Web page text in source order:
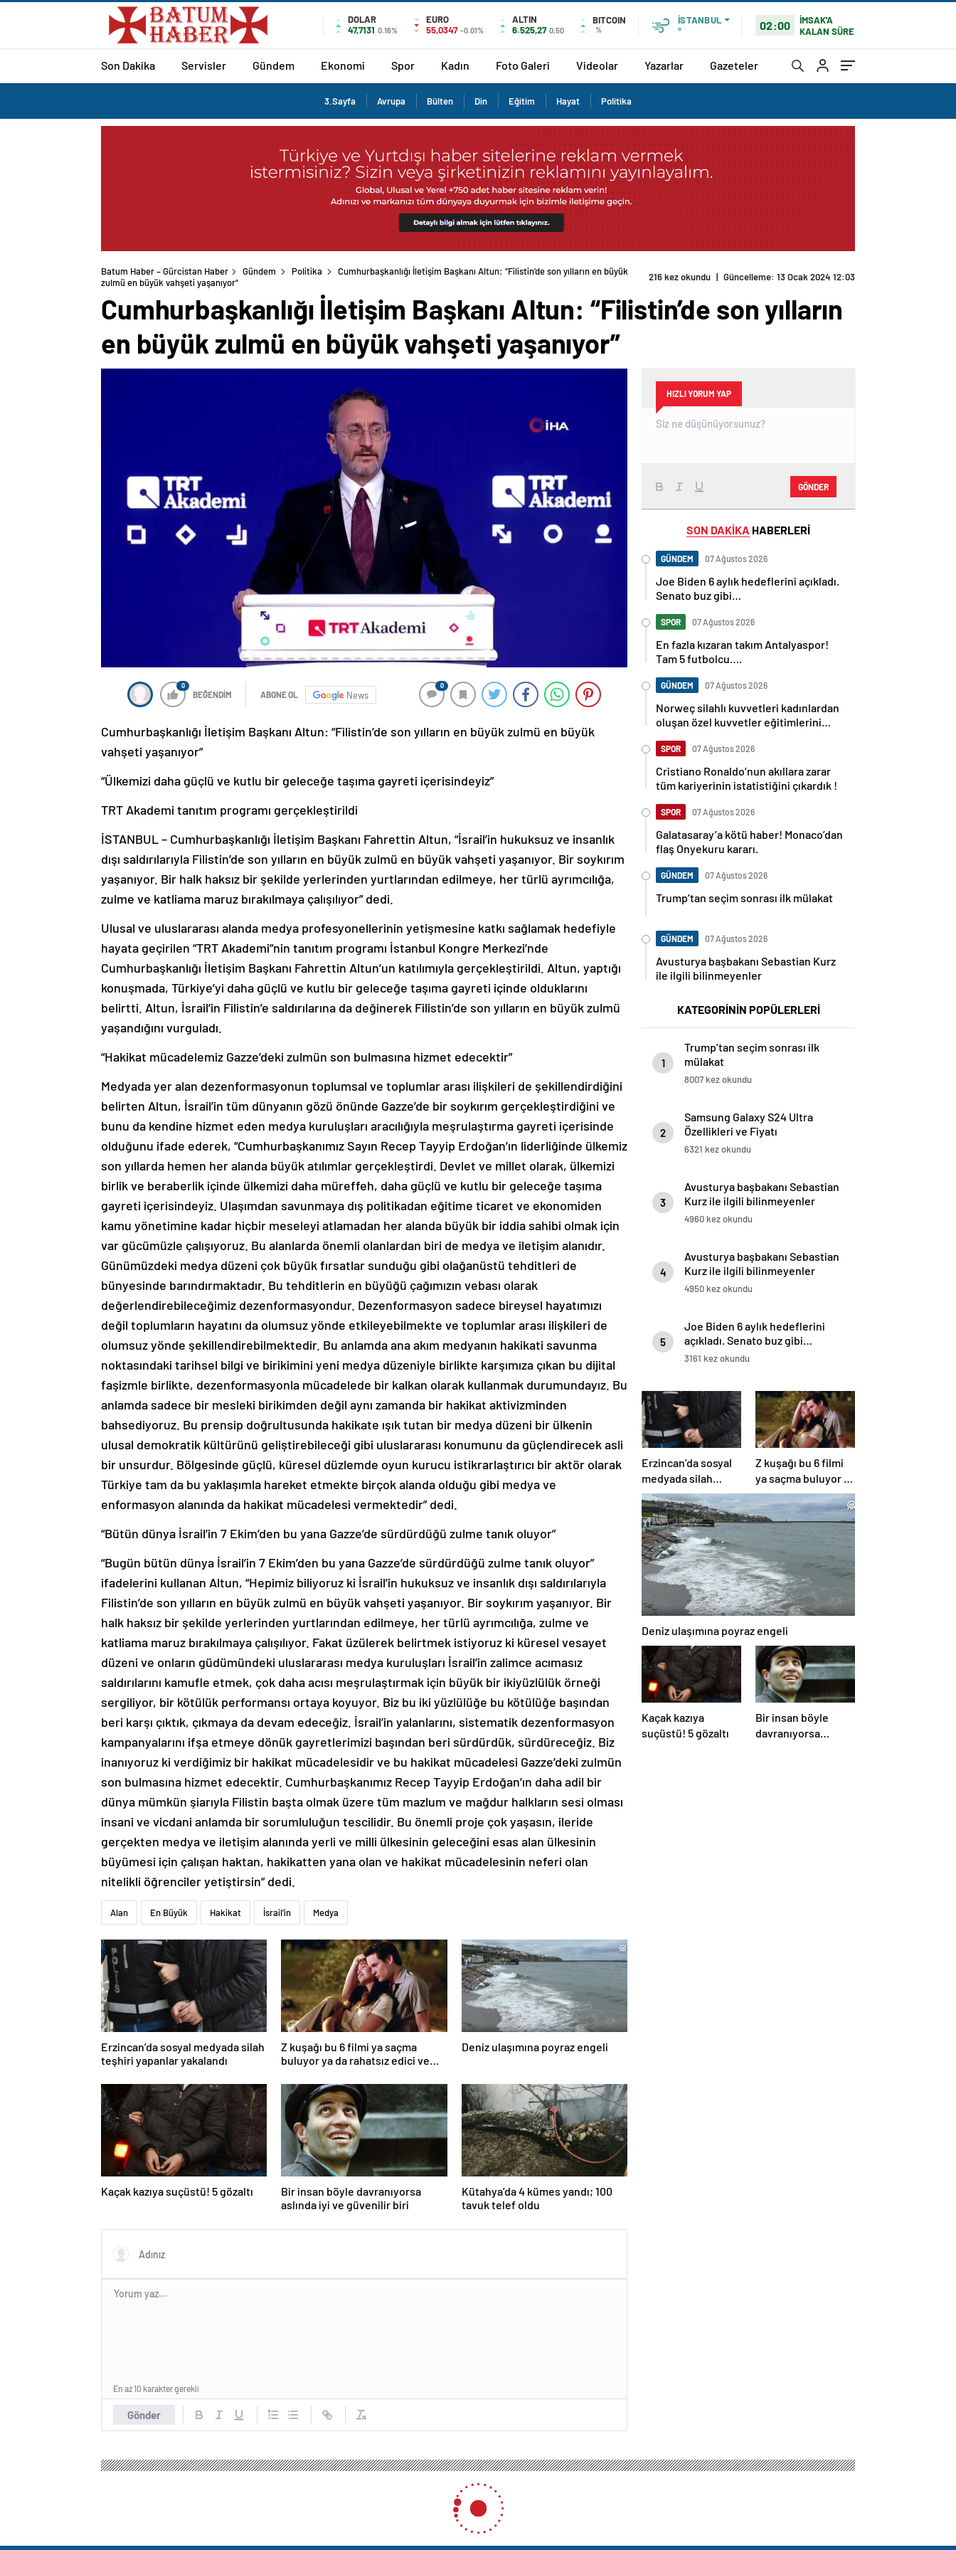
DOLAR
47,7131 0.16%
EURO
55,0347 -0.01%
ALTIN
6.525,27 0,50
BITCOIN
%
İSTANBUL
°
02:00
İMSAK'A
KALAN SÜRE
Son Dakika Servisler Gündem Ekonomi Spor Kadın Foto Galeri Videolar Yazarlar Gazeteler
3.Sayfa Avrupa Bülten Din Eğitim Hayat Politika
Batum Haber – Gürcistan Haber Gündem Politika
Cumhurbaşkanlığı İletişim Başkanı Altun: “Filistin’de son yılların en büyük
zulmü en büyük vahşeti yaşanıyor”
216 kez okundu | Güncelleme: 13 Ocak 2024 12:03
Cumhurbaşkanlığı İletişim Başkanı Altun: “Filistin’de son yılların
en büyük zulmü en büyük vahşeti yaşanıyor”
0
BEĞENDİM ABONE OL News
0
Cumhurbaşkanlığı İletişim Başkanı Altun: “Filistin’de son yılların en büyük zulmü en büyük
vahşeti yaşanıyor”
“Ülkemizi daha güçlü ve kutlu bir geleceğe taşıma gayreti içerisindeyiz”
TRT Akademi tanıtım programı gerçekleştirildi
İSTANBUL – Cumhurbaşkanlığı İletişim Başkanı Fahrettin Altun, “İsrail’in hukuksuz ve insanlık
dışı saldırılarıyla Filistin’de son yılların en büyük zulmü en büyük vahşeti yaşanıyor. Bir soykırım
yaşanıyor. Bir halk haksız bir şekilde yerlerinden yurtlarından edilmeye, her türlü ayrımcılığa,
zulme ve katliama maruz bırakılmaya çalışılıyor” dedi.
Ulusal ve uluslararası alanda medya profesyonellerinin yetişmesine katkı sağlamak hedefiyle
hayata geçirilen “TRT Akademi”nin tanıtım programı İstanbul Kongre Merkezi’nde
Cumhurbaşkanlığı İletişim Başkanı Fahrettin Altun’un katılımıyla gerçekleştirildi. Altun, yaptığı
konuşmada, Türkiye’yi daha güçlü ve kutlu bir geleceğe taşıma gayreti içinde olduklarını
belirtti. Altun, İsrail’in Filistin’e saldırılarına da değinerek Filistin’de son yılların en büyük zulmü
yaşandığını vurguladı.
“Hakikat mücadelemiz Gazze’deki zulmün son bulmasına hizmet edecektir”
Medyada yer alan dezenformasyonun toplumsal ve toplumlar arası ilişkileri de şekillendirdiğini
belirten Altun, İsrail’in tüm dünyanın gözü önünde Gazze’de bir soykırım gerçekleştirdiğini ve
bunu da kendine hizmet eden medya kuruluşları aracılığıyla meşrulaştırma gayreti içerisinde
olduğunu ifade ederek, “Cumhurbaşkanımız Sayın Recep Tayyip Erdoğan’ın liderliğinde ülkemiz
son yıllarda hemen her alanda büyük atılımlar gerçekleştirdi. Devlet ve millet olarak, ülkemizi
birlik ve beraberlik içinde ülkemizi daha müreffeh, daha güçlü ve kutlu bir geleceğe taşıma
gayreti içerisindeyiz. Ulaşımdan savunmaya dış politikadan eğitime ticaret ve ekonomiden
kamu yönetimine kadar hiçbir meseleyi atlamadan her alanda büyük bir iddia sahibi olmak için
var gücümüzle çalışıyoruz. Bu alanlarda önemli olanlardan biri de medya ve iletişim alanıdır.
Günümüzdeki medya düzeni çok büyük fırsatlar sunduğu gibi olağanüstü tehditleri de
bünyesinde barındırmaktadır. Bu tehditlerin en büyüğü çağımızın vebası olarak
değerlendirebileceğimiz dezenformasyondur. Dezenformasyon sadece bireysel hayatımızı
değil toplumların hayatını da olumsuz yönde etkileyebilmekte ve toplumlar arası ilişkileri de
olumsuz yönde şekillendirebilmektedir. Bu anlamda ana akım medyanın hakikati savunma
noktasındaki tarihsel bilgi ve birikimini yeni medya düzeniyle birlikte karşımıza çıkan bu dijital
faşizmle birlikte, dezenformasyonla mücadelede bir kalkan olarak kullanmak durumundayız. Bu
anlamda sadece bir mesleki birikimden değil aynı zamanda bir hakikat aktivizminden
bahsediyoruz. Bu prensip doğrultusunda hakikate ışık tutan bir medya düzeni bir ülkenin
ulusal demokratik kültürünü geliştirebileceği gibi uluslararası konumunu da güçlendirecek asli
bir unsurdur. Bölgesinde güçlü, küresel düzlemde oyun kurucu istikrarlaştırıcı bir aktör olarak
Türkiye tam da bu yaklaşımla hareket etmekte birçok alanda olduğu gibi medya ve
enformasyon alanında da hakikat mücadelesi vermektedir” dedi.
“Bütün dünya İsrail’in 7 Ekim’den bu yana Gazze’de sürdürdüğü zulme tanık oluyor”
“Bugün bütün dünya İsrail’in 7 Ekim’den bu yana Gazze’de sürdürdüğü zulme tanık oluyor”
ifadelerini kullanan Altun, “Hepimiz biliyoruz ki İsrail’in hukuksuz ve insanlık dışı saldırılarıyla
Filistin’de son yılların en büyük zulmü en büyük vahşeti yaşanıyor. Bir soykırım yaşanıyor. Bir
halk haksız bir şekilde yerlerinden yurtlarından edilmeye, her türlü ayrımcılığa, zulme ve
katliama maruz bırakılmaya çalışılıyor. Fakat üzülerek belirtmek istiyoruz ki küresel vesayet
düzeni ve onların güdümündeki uluslararası medya kuruluşları İsrail’in zalimce acımasız
saldırılarını kamufle etmek, çok daha acısı meşrulaştırmak için büyük bir ikiyüzlülük örneği
sergiliyor, bir kötülük performansı ortaya koyuyor. Biz bu iki yüzlülüğe bu kötülüğe başından
beri karşı çıktık, çıkmaya da devam edeceğiz. İsrail’in yalanlarını, sistematik dezenformasyon
kampanyalarını ifşa etmeye dönük gayretlerimizi başından beri sürdürdük, sürdüreceğiz. Biz
inanıyoruz ki verdiğimiz bir hakikat mücadelesidir ve bu hakikat mücadelesi Gazze’deki zulmün
son bulmasına hizmet edecektir. Cumhurbaşkanımız Recep Tayyip Erdoğan’ın daha adil bir
dünya mümkün şiarıyla Filistin başta olmak üzere tüm mazlum ve mağdur halkların sesi olması
insani ve vicdani anlamda bir sorumluluğun tescilidir. Bu önemli proje çok yaşasın, ileride
gerçekten medya ve iletişim alanında yerli ve milli ülkesinin geleceğini esas alan ülkesinin
büyümesi için çalışan haktan, hakikatten yana olan ve hakikat mücadelesinin neferi olan
nitelikli öğrenciler yetiştirsin” dedi.
Alan En Büyük Hakikat İsrail'in Medya
Erzincan’da sosyal medyada silah
teşhiri yapanlar yakalandı
Z kuşağı bu 6 filmi ya saçma
buluyor ya da rahatsız edici ve
Deniz ulaşımına poyraz engeli
Kaçak kazıya suçüstü! 5 gözaltı
Bir insan böyle davranıyorsa
aslında iyi ve güvenilir biri
Kütahya’da 4 kümes yandı; 100
tavuk telef oldu
Gönder
En az 10 karakter gerekli
HIZLI YORUM YAP
GÖNDER
SON DAKİKA HABERLERİ
GÜNDEM 07 Ağustos 2026
Joe Biden 6 aylık hedeflerini açıkladı.
Senato buz gibi…
SPOR 07 Ağustos 2026
En fazla kızaran takım Antalyaspor!
Tam 5 futbolcu….
GÜNDEM 07 Ağustos 2026
Norweç silahlı kuvvetleri kadınlardan
oluşan özel kuvvetler eğitimlerini
SPOR 07 Ağustos 2026
Cristiano Ronaldo’nun akıllara zarar
tüm kariyerinin istatistiğini çıkardık !
SPOR 07 Ağustos 2026
Galatasaray’a kötü haber! Monaco’dan
flaş Onyekuru kararı.
GÜNDEM 07 Ağustos 2026
Trump’tan seçim sonrası ilk mülakat
GÜNDEM 07 Ağustos 2026
Avusturya başbakanı Sebastian Kurz
ile ilgili bilinmeyenler
KATEGORİNİN POPÜLERLERİ
1
Trump’tan seçim sonrası ilk
mülakat
8007 kez okundu
2
Samsung Galaxy S24 Ultra
Özellikleri ve Fiyatı
6321 kez okundu
3
Avusturya başbakanı Sebastian
Kurz ile ilgili bilinmeyenler
4960 kez okundu
4
Avusturya başbakanı Sebastian
Kurz ile ilgili bilinmeyenler
4950 kez okundu
5
Joe Biden 6 aylık hedeflerini
açıkladı. Senato buz gibi…
3161 kez okundu
Erzincan’da sosyal
medyada silah
teşhiri yapanlar
yakalandı
Z kuşağı bu 6 filmi
ya saçma buluyor ya
da rahatsız edici ve
toksik!
Deniz ulaşımına poyraz engeli
Kaçak kazıya
suçüstü! 5 gözaltı
Bir insan böyle
davranıyorsa